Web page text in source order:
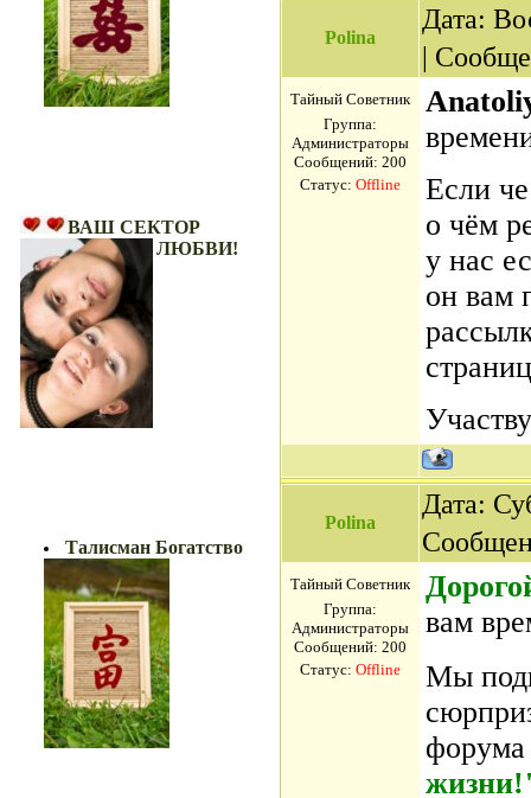
ВАШ СЕКТОР
ЛЮБВИ!
Талисман Богатство
Polina
Дата:
|
Тайный Советник
Группа:
Администраторы
Сообщений: 200
Статус: Offline
Если
о чём
у нас
он вам
Polina
Дата:
Тайный Советник
Группа:
Администраторы
Сообщений: 200
Статус: Offline
вам
Мы